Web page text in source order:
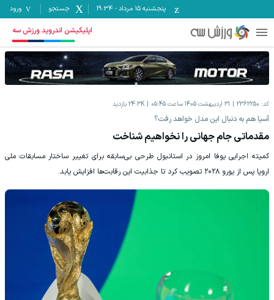
پنجشنبه ۱۵ مرداد -
19:34 جستجو ورود
اپلیکیشن اندروید ورزش سه
کد: 2362250 31 اردیبهشت 1405 ساعت 05:45 24.3K بازدید
‫آسیا هم به دنبال این مدل خواهد رفت؟
مقدماتی جام جهانی را نخواهیم شناخت
‫کمیته اجرایی یوفا امروز در استانبول طرحی بی‌سابقه برای تغییر ساختار مسابقات ملی
اروپا پس از یورو ۲۰۲۸ تصویب کرد تا جذابیت این رقابت‌ها افزایش یابد.